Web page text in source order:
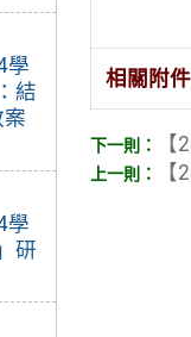
學
結
案
學
研
相關附件